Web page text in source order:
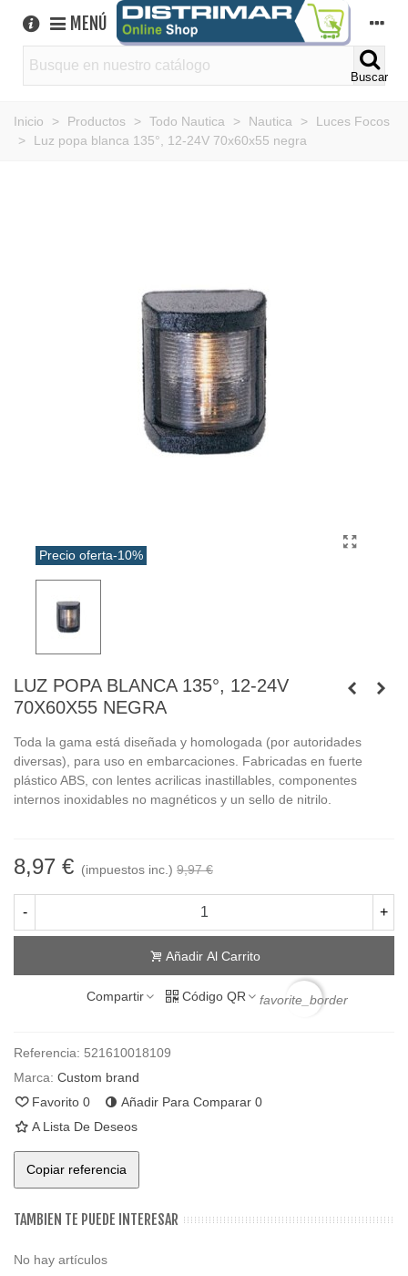
MENÚ
Buscar
Inicio > Productos > Todo Nautica > Nautica >
Luces Focos
>
Luz popa blanca 135°, 12-24V 70x60x55 negra
Precio oferta-10%
LUZ POPA BLANCA 135°, 12-24V
70X60X55 NEGRA
Toda la gama está diseñada y homologada (por autoridades
diversas), para uso en embarcaciones. Fabricadas en fuerte
plástico ABS, con lentes acrilicas inastillables, componentes
internos inoxidables no magnéticos y un sello de nitrilo.
8,97 € (impuestos inc.) 9,97 €
- +
Añadir Al Carrito
Compartir Código QR favorite_border
Referencia: 521610018109
Marca: Custom brand
Favorito 0 Añadir Para Comparar 0
A Lista De Deseos
Copiar referencia
TAMBIEN TE PUEDE INTERESAR
No hay artículos